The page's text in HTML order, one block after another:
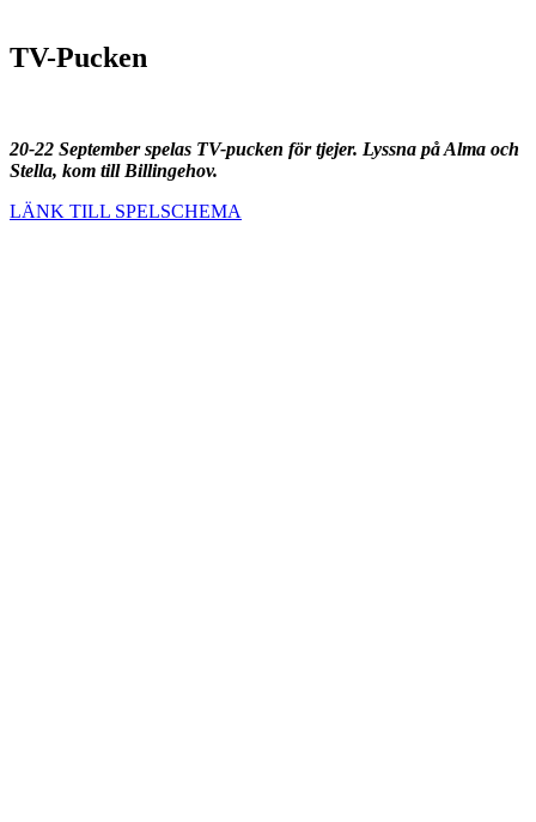
TV-Pucken
20-22 September spelas TV-pucken för tjejer. Lyssna på Alma och
Stella, kom till Billingehov.
LÄNK TILL SPELSCHEMA